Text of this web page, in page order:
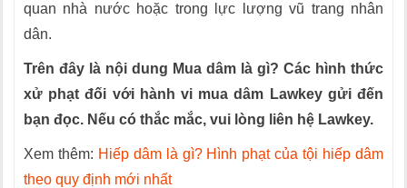
quan nhà nước hoặc trong lực lượng vũ trang nhân
dân.
Trên đây là nội dung Mua dâm là gì? Các hình thức
xử phạt đối với hành vi mua dâm Lawkey gửi đến
bạn đọc. Nếu có thắc mắc, vui lòng liên hệ Lawkey.
Xem thêm: Hiếp dâm là gì? Hình phạt của tội hiếp dâm
theo quy định mới nhất